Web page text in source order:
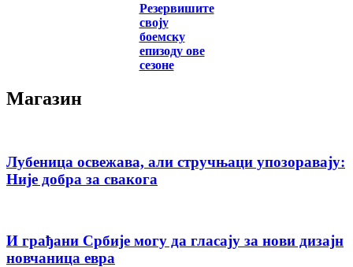
Резервишите
своју
боемску
епизоду ове
сезоне
Магазин
Лубеница освежава, али стручњаци упозоравају:
Није добра за свакога
И грађани Србије могу да гласају за нови дизајн
новчаница евра